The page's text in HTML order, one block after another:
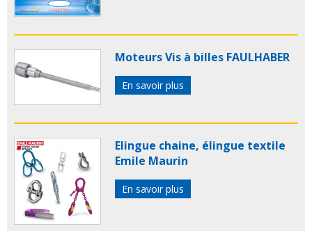
Moteurs Vis à billes FAULHABER
En savoir plus
Elingue chaine, élingue textile
Emile Maurin
En savoir plus